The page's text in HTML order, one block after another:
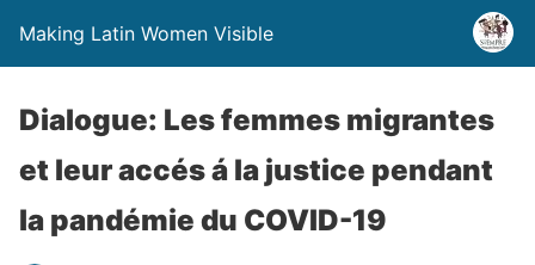
Making Latin Women Visible
Dialogue: Les femmes migrantes
et leur accés á la justice pendant
la pandémie du COVID-19